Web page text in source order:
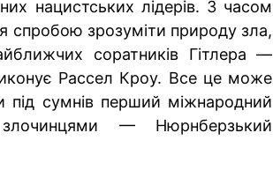
нацистських лідерів. З часом
спробою зрозуміти природу зла,
соратників Гітлера —
Рассел Кроу. Все це може
під сумнів перший міжнародний
— Нюрнберзький